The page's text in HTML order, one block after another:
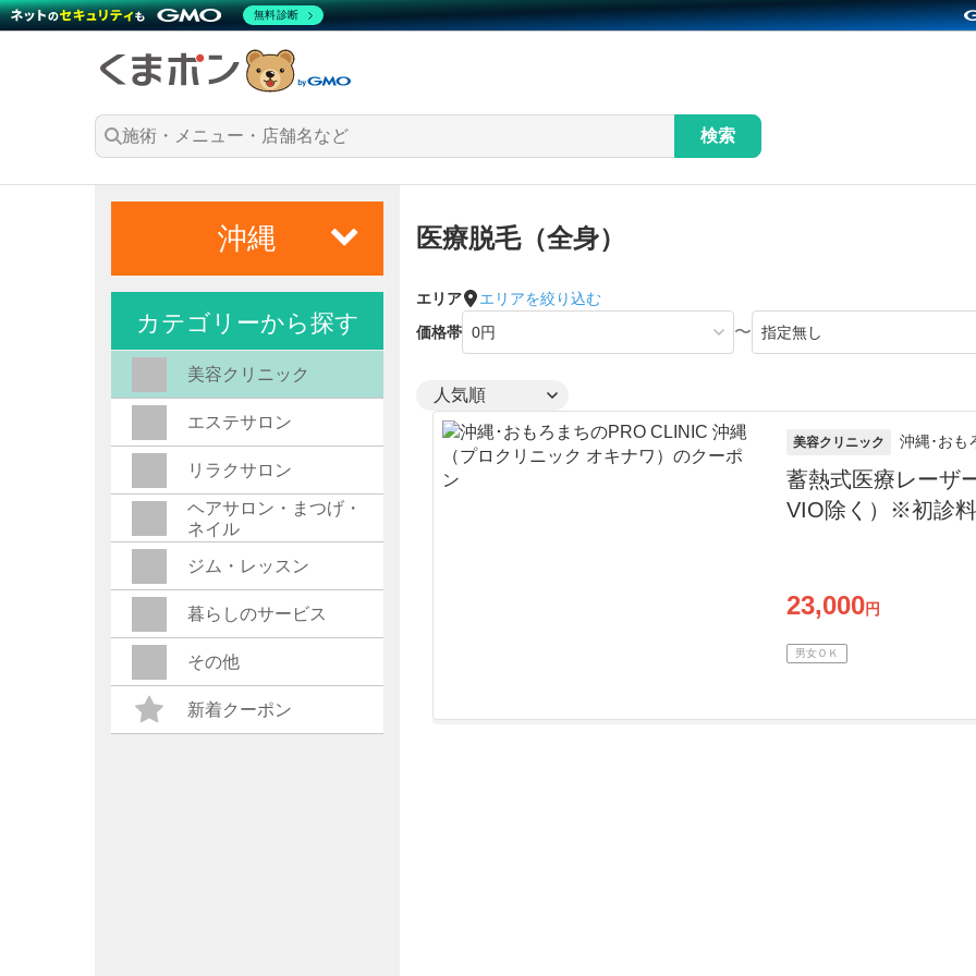
検索
医療脱毛（全身）
エリア
エリアを絞り込む
価格帯
〜
美容クリニック 沖縄･おも
蓄熱式医療レーザ
VIO除く）※初診
23,000円
男女ＯＫ
沖縄
カテゴリーから探す
美容クリニック
エステサロン
リラクサロン
ヘアサロン・まつげ・
ネイル
ジム・レッスン
暮らしのサービス
その他
新着クーポン
無料診断